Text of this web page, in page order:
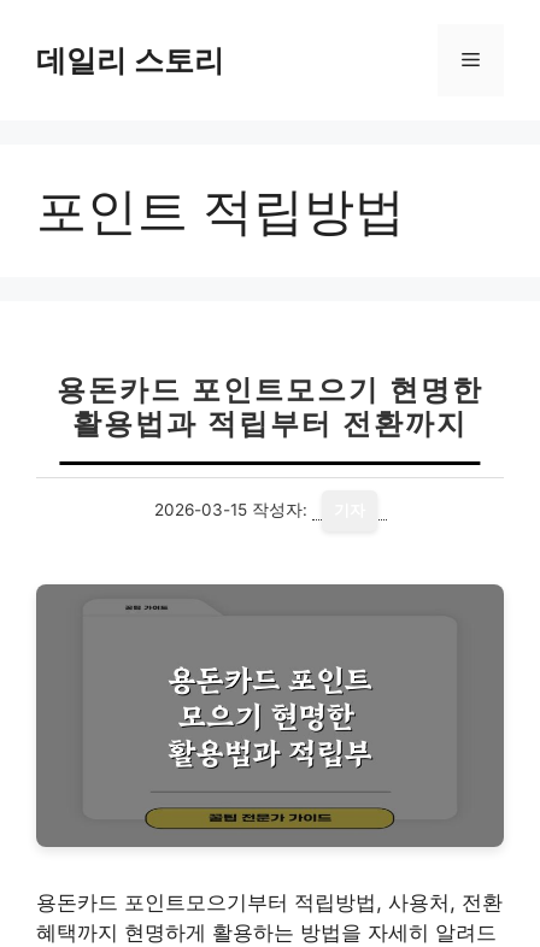
데일리 스토리 메
포인트 적립방법
용돈카드 포인트모으기 현명한
활용법과 적립부터 전환까지
2026-03-15 작성자:
용돈카드 포인트모으기부터 적립방법, 사용처, 전환
혜택까지 현명하게 활용하는 방법을 자세히 알려드